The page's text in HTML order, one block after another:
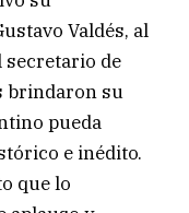
Valdés, al
secretario de
brindaron su
pueda
e inédito.
que lo